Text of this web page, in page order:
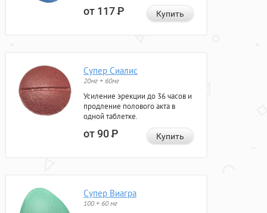
от 117Р Купить
Супер Сиалис
20мг + 60мг
Усиление эрекции до 36 часов и
продление полового акта в
одной таблетке.
от 90Р Купить
Супер Виагра
100 + 60 мг